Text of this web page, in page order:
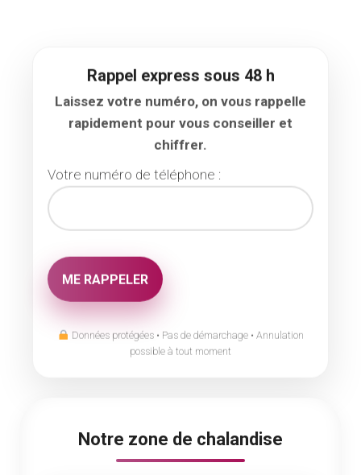
Rappel express sous 48 h
Laissez votre numéro, on vous rappelle
rapidement pour vous conseiller et
chiffrer.
Votre numéro de téléphone :
Données protégées • Pas de démarchage • Annulation
possible à tout moment
Notre zone de chalandise